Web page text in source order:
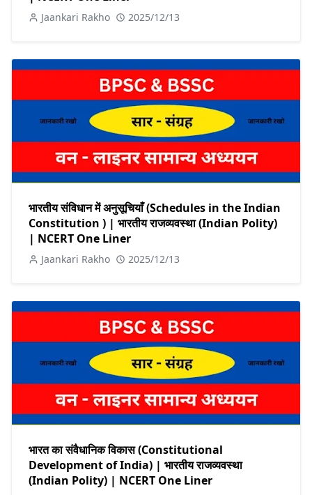
Jaankari Rakho 2025/12/13
भारतीय संविधान में अनुसूचियाँ (Schedules in the Indian
Constitution ) | भारतीय राजव्यवस्था (Indian Polity)
| NCERT One Liner
Jaankari Rakho 2025/12/13
भारत का संवैधानिक विकास (Constitutional
Development of India) | भारतीय राजव्यवस्था
(Indian Polity) | NCERT One Liner